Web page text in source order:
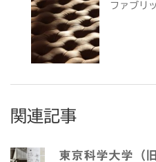
ファブリ
関連記事
東京科学大学（